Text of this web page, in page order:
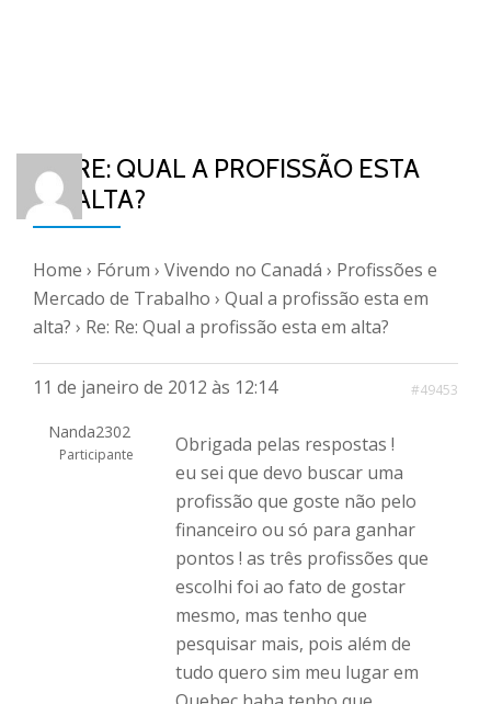
RE: RE: QUAL A PROFISSÃO ESTA
EM ALTA?
Home › Fórum › Vivendo no Canadá › Profissões e
Mercado de Trabalho › Qual a profissão esta em
alta? › Re: Re: Qual a profissão esta em alta?
11 de janeiro de 2012 às 12:14 #49453
Nanda2302
Participante
Obrigada pelas respostas !
eu sei que devo buscar uma
profissão que goste não pelo
financeiro ou só para ganhar
pontos ! as três profissões que
escolhi foi ao fato de gostar
mesmo, mas tenho que
pesquisar mais, pois além de
tudo quero sim meu lugar em